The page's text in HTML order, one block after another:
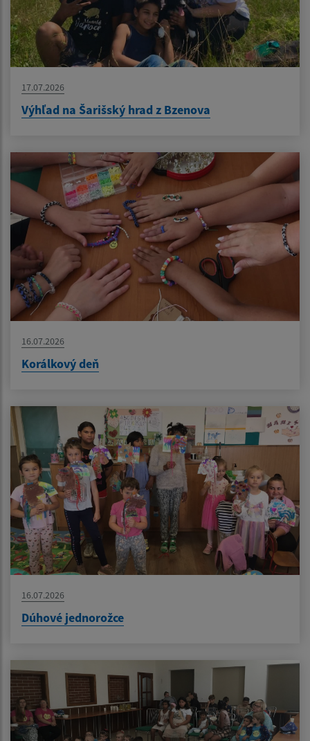
17.07.2026
Výhľad na Šarišský hrad z Bzenova
16.07.2026
Korálkový deň
16.07.2026
Dúhové jednorožce